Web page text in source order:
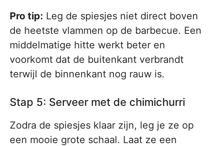
Pro tip: Leg de spiesjes niet direct boven
de heetste vlammen op de barbecue. Een
middelmatige hitte werkt beter en
voorkomt dat de buitenkant verbrandt
terwijl de binnenkant nog rauw is.
Stap 5: Serveer met de chimichurri
Zodra de spiesjes klaar zijn, leg je ze op
een mooie grote schaal. Laat ze een